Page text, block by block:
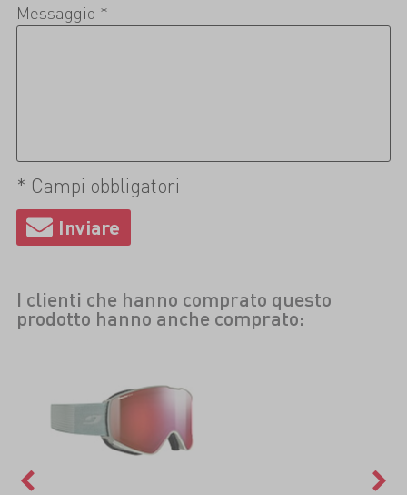
Messaggio *
* Campi obbligatori
I clienti che hanno comprato questo
prodotto hanno anche comprato: